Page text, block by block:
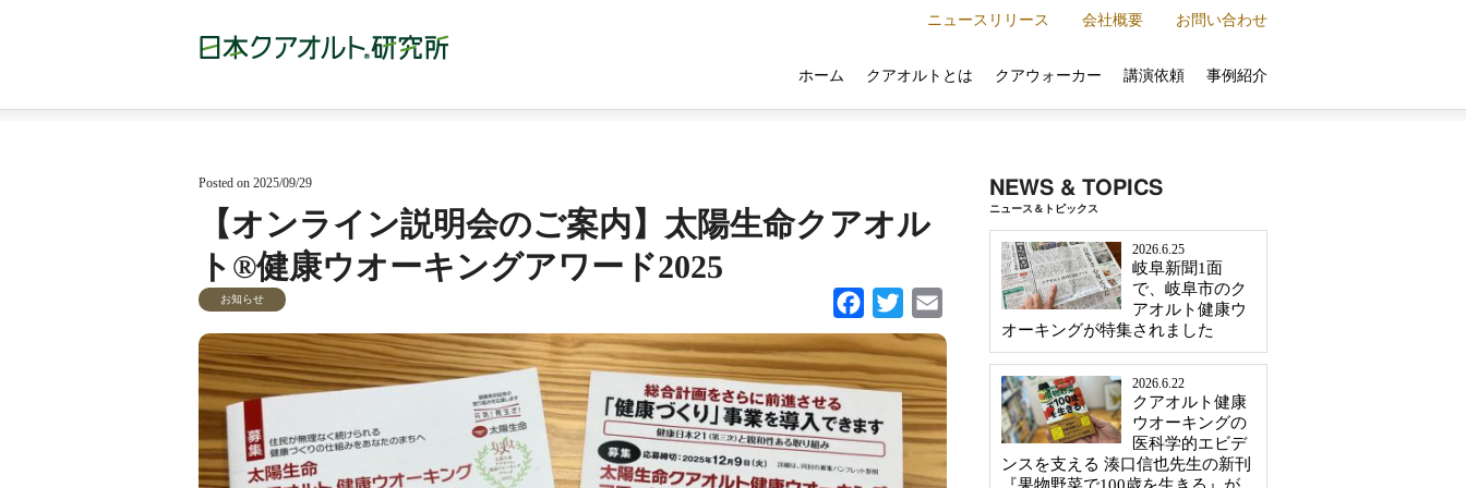
ホーム クアオルトとは クアウォーカー 講演依頼 事例紹介
ニュースリリース 会社概要 お問い合わせ
Posted on 2025/09/29
【オンライン説明会のご案内】太陽生命クアオル
ト®健康ウオーキングアワード2025
Facebook Twitter
お知らせ
NEWS & TOPICS
ニュース＆トピックス
2026.6.25
岐阜新聞1面
で、岐阜市のク
アオルト健康ウ
オーキングが特集されました
2026.6.22
クアオルト健康
ウオーキングの
医科学的エビデ
ンスを支える 湊口信也先生の新刊